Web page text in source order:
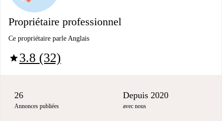
Propriétaire professionnel
Ce propriétaire parle Anglais
star3.8 (32)
26
Annonces publiées
Depuis 2020
avec nous